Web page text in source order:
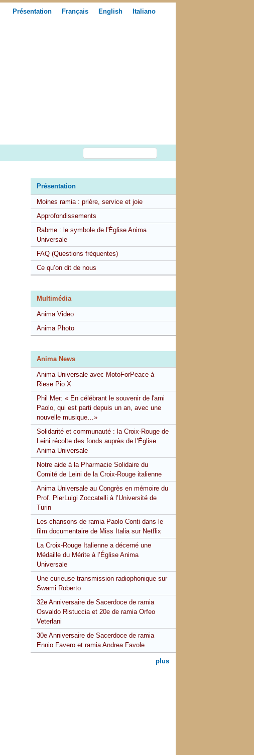
Italiano
English
Français
Présentation
Présentation
Moines ramia : prière, service et joie
Approfondissements
Rabme : le symbole de l'Église Anima
Universale
FAQ (Questions fréquentes)
Ce qu’on dit de nous
Multimédia
Anima Video
Anima Photo
Anima News
Anima Universale avec MotoForPeace à
Riese Pio X
Phil Mer: « En célébrant le souvenir de l'ami
Paolo, qui est parti depuis un an, avec une
nouvelle musique…»
Solidarité et communauté : la Croix-Rouge de
Leini récolte des fonds auprès de l’Église
Anima Universale
Notre aide à la Pharmacie Solidaire du
Comité de Leini de la Croix-Rouge italienne
Anima Universale au Congrès en mémoire du
Prof. PierLuigi Zoccatelli à l’Université de
Turin
Les chansons de ramia Paolo Conti dans le
film documentaire de Miss Italia sur Netflix
La Croix-Rouge Italienne a décerné une
Médaille du Mérite à l’Église Anima
Universale
Une curieuse transmission radiophonique sur
Swami Roberto
32e Anniversaire de Sacerdoce de ramia
Osvaldo Ristuccia et 20e de ramia Orfeo
Veterlani
30e Anniversaire de Sacerdoce de ramia
Ennio Favero et ramia Andrea Favole
plus